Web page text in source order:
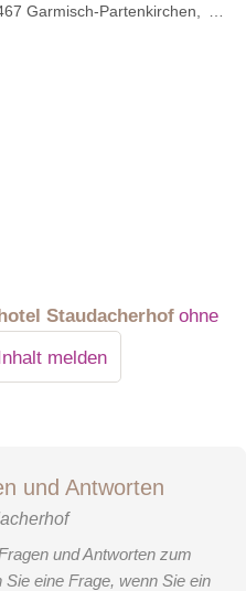
Garmisch-Partenkirchen
Staudacherhof ohne
melden
und Antworten
und Antworten zum
eine Frage, wenn Sie ein